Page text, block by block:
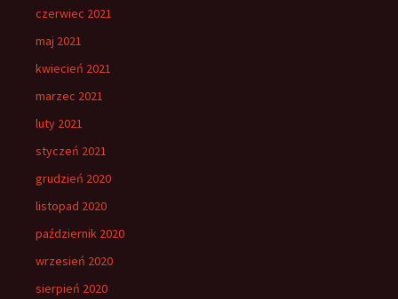
czerwiec 2021
maj 2021
kwiecień 2021
marzec 2021
luty 2021
styczeń 2021
grudzień 2020
listopad 2020
październik 2020
wrzesień 2020
sierpień 2020